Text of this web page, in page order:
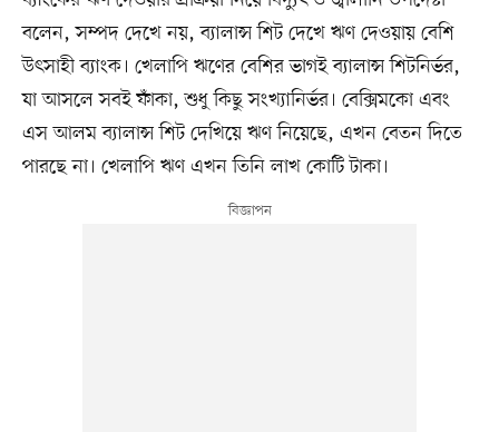
বলেন, সম্পদ দেখে নয়, ব্যালান্স শিট দেখে ঋণ দেওয়ায় বেশি
উৎসাহী ব্যাংক। খেলাপি ঋণের বেশির ভাগই ব্যালান্স শিটনির্ভর,
যা আসলে সবই ফাঁকা, শুধু কিছু সংখ্যানির্ভর। বেক্সিমকো এবং
এস আলম ব্যালান্স শিট দেখিয়ে ঋণ নিয়েছে, এখন বেতন দিতে
পারছে না। খেলাপি ঋণ এখন তিনি লাখ কোটি টাকা।